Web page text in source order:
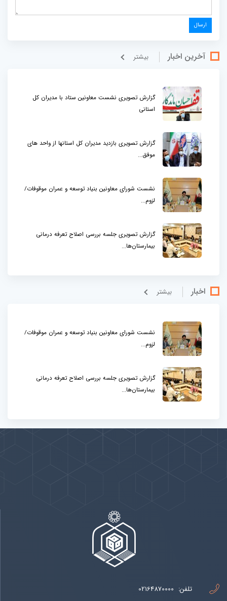
آخرین اخبار بيشتر
گزارش تصویری نشست معاونین ستاد با مدیران کل
استانی
گزارش تصویری بازدید مدیران کل استانها از واحد های
موفق...
نشست شورای معاونین بنیاد توسعه و عمران موقوفات/
لزوم...
گزارش تصویری جلسه بررسی اصلاح تعرفه درمانی
بیمارستان‌ها...
اخبار بيشتر
نشست شورای معاونین بنیاد توسعه و عمران موقوفات/
لزوم...
گزارش تصویری جلسه بررسی اصلاح تعرفه درمانی
بیمارستان‌ها...
تلفن: 02164870000